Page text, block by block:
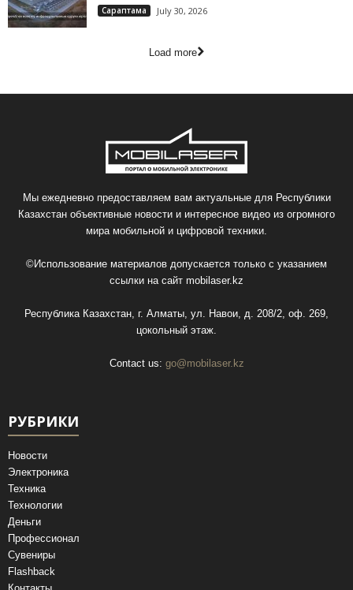
Сараптама July 30, 2026
Load more
Мы ежедневно предоставляем вам актуальные для Республики
Казахстан объективные новости и интересное видео из огромного
мира мобильной и цифровой техники.
©Использование материалов допускается только с указанием
ссылки на сайт mobilaser.kz
Республика Казахстан, г. Алматы, ул. Навои, д. 208/2, оф. 269,
цокольный этаж.
Contact us: go@mobilaser.kz
РУБРИКИ
Новости
Электроника
Техника
Технологии
Деньги
Профессионал
Сувениры
Flashback